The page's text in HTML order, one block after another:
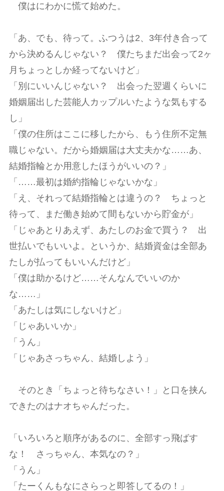
僕はにわかに慌て始めた。
「あ、でも、待って。ふつうは2、3年付き合って
から決めるんじゃない？ 僕たちまだ出会って2ヶ
月ちょっとしか経ってないけど」
「別にいいんじゃない？ 出会った翌週くらいに
婚姻届出した芸能人カップルいたような気もする
し」
「僕の住所はここに移したから、もう住所不定無
職じゃない。だから婚姻届は大丈夫かな……あ、
結婚指輪とか用意したほうがいいの？」
「……最初は婚約指輪じゃないかな」
「え、それって結婚指輪とは違うの？ ちょっと
待って、まだ働き始めて間もないから貯金が」
「じゃあとりあえず、あたしのお金で買う？ 出
世払いでもいいよ。というか、結婚資金は全部あ
たしが払ってもいいんだけど」
「僕は助かるけど……そんなんでいいのか
な……」
「あたしは気にしないけど」
「じゃあいいか」
「うん」
「じゃあさっちゃん、結婚しよう」
そのとき「ちょっと待ちなさい！」と口を挟ん
できたのはナオちゃんだった。
「いろいろと順序があるのに、全部すっ飛ばす
な！ さっちゃん、本気なの？」
「うん」
「たーくんもなにさらっと即答してるの！」